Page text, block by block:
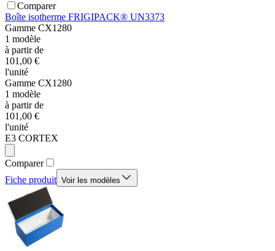
Comparer
Boîte isotherme FRIGIPACK® UN3373
Gamme CX1280
1 modèle
à partir de
101,00 €
l'unité
Gamme CX1280
1 modèle
à partir de
101,00 €
l'unité
E3 CORTEX
Comparer
Fiche produit Voir les modèles